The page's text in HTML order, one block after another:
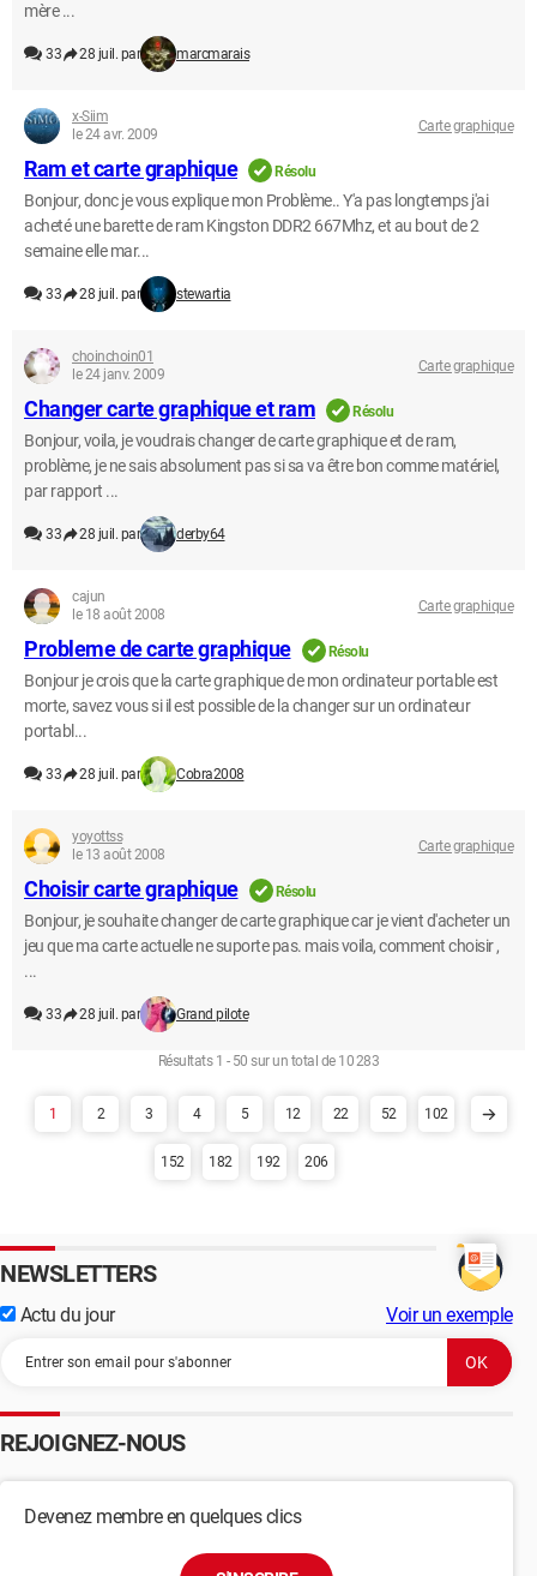
mère ...
33 28 juil. par marcmarais
x-Siim
le 24 avr. 2009
Carte graphique
Ram et carte graphique Résolu
Bonjour, donc je vous explique mon Problème.. Y'a pas longtemps j'ai
acheté une barette de ram Kingston DDR2 667Mhz, et au bout de 2
semaine elle mar...
33 28 juil. par stewartia
choinchoin01
le 24 janv. 2009
Carte graphique
Changer carte graphique et ram Résolu
Bonjour, voila, je voudrais changer de carte graphique et de ram,
problème, je ne sais absolument pas si sa va être bon comme matériel,
par rapport ...
33 28 juil. par derby64
cajun
le 18 août 2008
Carte graphique
Probleme de carte graphique Résolu
Bonjour je crois que la carte graphique de mon ordinateur portable est
morte, savez vous si il est possible de la changer sur un ordinateur
portabl...
33 28 juil. par Cobra2008
yoyottss
le 13 août 2008
Carte graphique
Choisir carte graphique Résolu
Bonjour, je souhaite changer de carte graphique car je vient d'acheter un
jeu que ma carte actuelle ne suporte pas. mais voila, comment choisir ,
...
33 28 juil. par Grand pilote
Résultats 1 - 50 sur un total de 10 283
1 2 3 4 5 12 22 52 102
152 182 192 206
NEWSLETTERS
Actu du jour Voir un exemple
REJOIGNEZ-NOUS
Devenez membre en quelques clics